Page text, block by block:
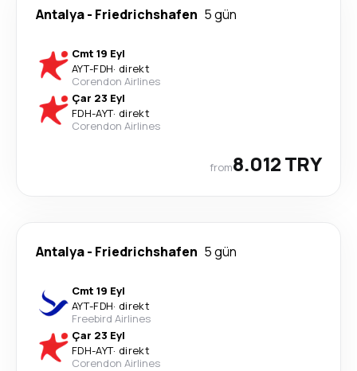
Antalya- Friedrichshafen 5 gün
Cmt 19 Eyl
AYT-FDH· direkt
Corendon Airlines
Çar 23 Eyl
FDH-AYT· direkt
Corendon Airlines
from8.012 TRY
Antalya- Friedrichshafen 5 gün
Cmt 19 Eyl
AYT-FDH· direkt
Freebird Airlines
Çar 23 Eyl
FDH-AYT· direkt
Corendon Airlines